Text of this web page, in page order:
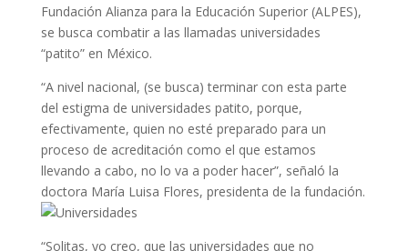
Fundación Alianza para la Educación Superior (ALPES),
se busca combatir a las llamadas universidades
“patito” en México.
“A nivel nacional, (se busca) terminar con esta parte
del estigma de universidades patito, porque,
efectivamente, quien no esté preparado para un
proceso de acreditación como el que estamos
llevando a cabo, no lo va a poder hacer”, señaló la
doctora María Luisa Flores, presidenta de la fundación.
“Solitas, yo creo, que las universidades que no